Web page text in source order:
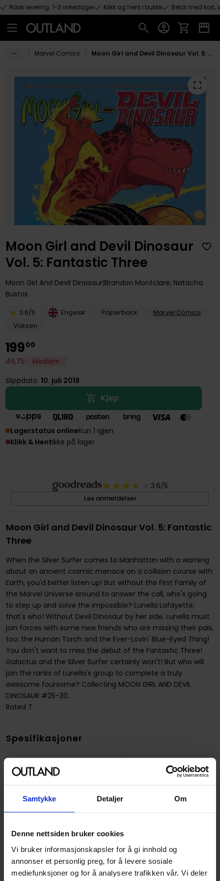
Samtykke Detaljer Om
Denne nettsiden bruker cookies
Vi bruker informasjonskapsler for å gi innhold og
annonser et personlig preg, for å levere sosiale
mediefunksjoner og for å analysere trafikken vår. Vi deler
Hopp til hovedinnhold
Rask levering: 1-3 virkedager Klikk og hent i butikk Betal med kort,
Marvel Comics Moon Girl and Devil Dinosaur Vol. 5: Fantastic Three
Moon Girl and Devil Dinosaur
Vol. 5: Fantastic Three
Moon Girl And Devil Dinosaur Brandon Montclare, Natacha
Bustos
3.6/5 Engelsk Paperback
Marvel Comics
Voksen
19900
49,75 Medlem
Slippdato: 10. juli 2018
Kjøp
Lagerstatus onlineKun 1 igjen
Klikk & HentIkke på lager
3.6/5
Les anmeldelser
Moon Girl and Devil Dinosaur Vol. 5: Fantastic
Three
When the Silver Surfer comes to Manhattan with a warning
about an ancient cosmic menace on a collision course with
Earth, you'd better listen up! But without the First Family of
the Marvel Universe around to answer the call, who's going
to step up and solve the impossible? Lunella Lafayette,
that's who! Without Devil Dinosaur by her side, Lunella must
join forces with some new friends who are missing their pals,
too: the Human Torch and the Ever-Lovin' Blue-Eyed Thing!
You don't want to miss the debut of the Fantastic Three!
Galactus and the Silver Surfer certainly won't! But who will
join the ranks of Lunella's group to complete a truly
awesome foursome? Collecting MOON GIRL AND DEVIL
DINOSAUR #25-30.
Rated T
Spesifikasjoner
Varenummer
9781302910990
Opprinnelsesland :
Format
Paperback
Serie
Natacha Bustos
Sjanger
Superhelt